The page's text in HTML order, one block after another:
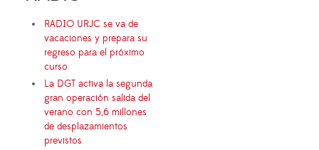
RADIO URJC se va de
vacaciones y prepara su
regreso para el próximo
curso
La DGT activa la segunda
gran operación salida del
verano con 5,6 millones
de desplazamientos
previstos